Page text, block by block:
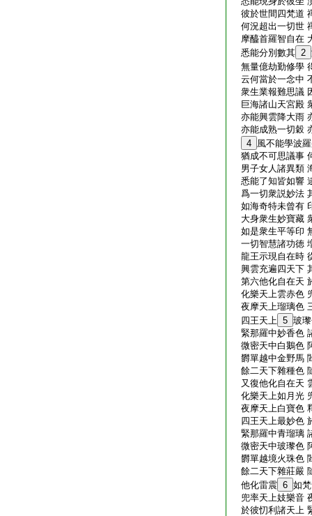
彼於世間四梵道
何況超出一切世
摩醯首羅智自在
悉能分別數其 2
無量億劫勤修學
云何當於一念中
衆生業報難思議
巨海諸山天宮殿
亦能興雲降大雨
亦能成熟一切穀
4 風不能學波
猶成不可思議事
男子女人諸異類
悉能了知皆如響
爲一切衆説妙法
如海奇特未曾有
大身衆生妙寶藏
如是衆生平等印
一切智慧諸功徳
龍王示現自在時
興雲充遍四天下
第六他化自在天
化樂天上雲赤色
夜摩天上瑠璃色
四王天上 5 玻
緊那羅中妙香色
微密天中白鵝色
欝單越中金野馬
餘二天下雜種色
又復他化自在天
化樂天上如月光
夜摩天上白寶色
四王天上最妙色
緊那羅中青瑠璃
微密天中玻瓈色
欝單越境火珠色
餘二天下雜莊嚴
他化雷震 6 如
兜率天上妓樂音
於彼忉利諸天上